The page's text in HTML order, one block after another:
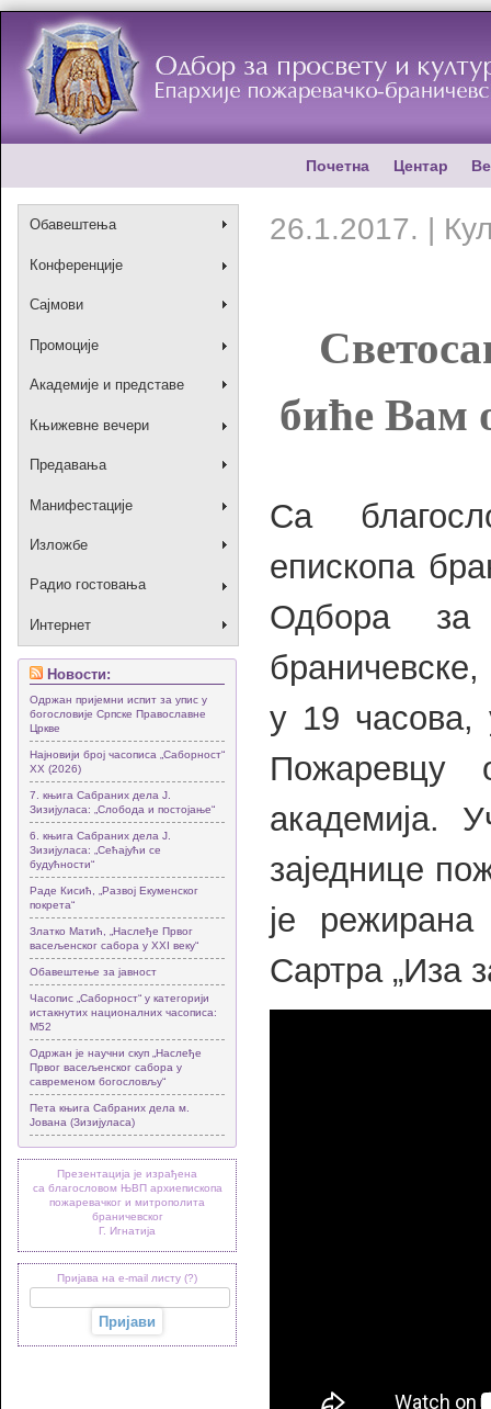
Почетна Центар
Обавештења
Конференције
Сајмови
Промоције
Академије и представе
Књижевне вечери
Предавања
Манифестације
Изложбе
Радио гостовања
Интернет
Новости:
Одржан пријемни испит за упис у
богословије Српске Православне
Цркве
Најновији број часописа „Саборност“
XX (2026)
7. књига Сабраних дела Ј.
Зизијуласа: „Слобода и постојање“
6. књига Сабраних дела Ј.
Зизијуласа: „Сећајући се
будућности“
Раде Кисић, „Развој Екуменског
покрета“
Златко Матић, „Наслеђе Првог
васељенског сабора у XXI веку“
Обавештење за јавност
Часопис „Саборност“ у категорији
истакнутих националних часописа:
М52
Одржан је научни скуп „Наслеђе
Првог васељенског сабора у
савременом богословљу“
Пета књига Сабраних дела м.
Јована (Зизијуласа)
Презентација је израђена
са благословом ЊВП архиепископа
пожаревачког и митрополита
браничевског
Г. Игнатија
Пријава на e-mail листу (?)
26.1.2017. |
биће Вам
Са
епископа
Одбора за
у 19 часова,
Пожаревцу
академија.
заједнице
је
Сартра „Иза